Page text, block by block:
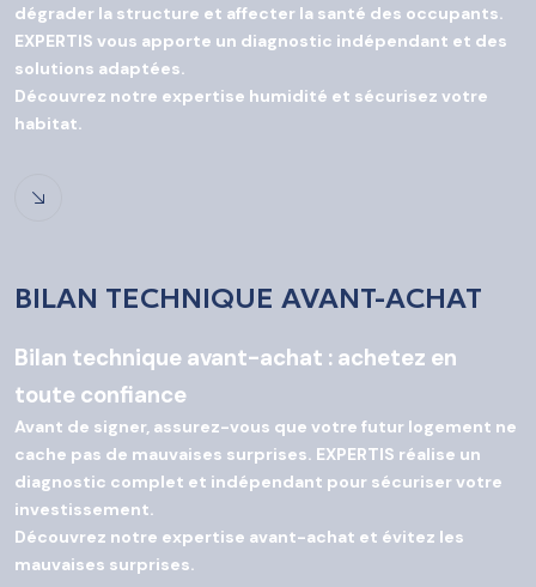
dégrader la structure et affecter la santé des occupants.
EXPERTIS vous apporte un diagnostic indépendant et des
solutions adaptées.
Découvrez notre expertise humidité et sécurisez votre
habitat.
BILAN TECHNIQUE AVANT-ACHAT
Bilan technique avant-achat : achetez en
toute confiance
Avant de signer, assurez-vous que votre futur logement ne
cache pas de mauvaises surprises. EXPERTIS réalise un
diagnostic complet et indépendant pour sécuriser votre
investissement.
Découvrez notre expertise avant-achat et évitez les
mauvaises surprises.